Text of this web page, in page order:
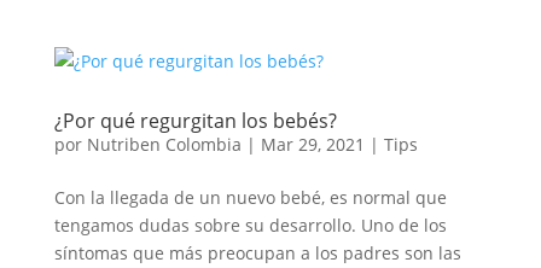
¿Por qué regurgitan los bebés?
por Nutriben Colombia | Mar 29, 2021 | Tips
Con la llegada de un nuevo bebé, es normal que
tengamos dudas sobre su desarrollo. Uno de los
síntomas que más preocupan a los padres son las